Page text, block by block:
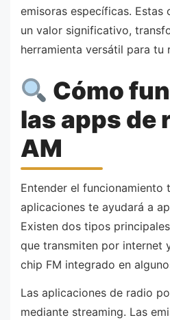
emisoras específicas. Estas
un valor significativo,
herramienta versátil para tu
Cómo
las apps de
AM
Entender el funcionamiento
aplicaciones te ayudará a
Existen dos tipos
que transmiten por internet
chip FM integrado en
Las aplicaciones de radio
mediante streaming. Las